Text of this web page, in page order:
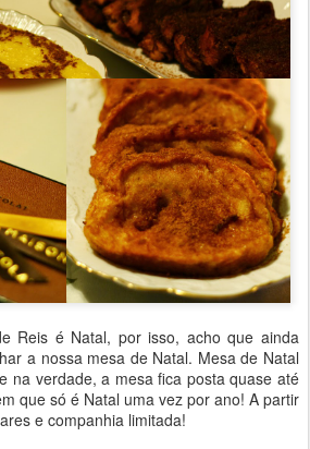
Reis é Natal, por isso, acho que ainda
a nossa mesa de Natal. Mesa de Natal
na verdade, a mesa fica posta quase até
que só é Natal uma vez por ano! A partir
e companhia limitada!